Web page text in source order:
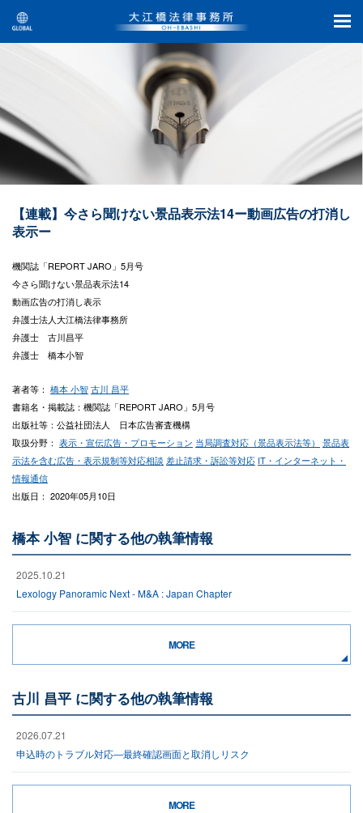
【連載】今さら聞けない景品表示法14ー動画広告の打消し
表示ー
機関誌「REPORT JARO」5月号
今さら聞けない景品表示法14
動画広告の打消し表示
弁護士法人大江橋法律事務所
弁護士 古川昌平
弁護士 橋本小智
著者等： 橋本 小智古川 昌平
書籍名・掲載誌：機関誌「REPORT JARO」5月号
出版社等：公益社団法人 日本広告審査機構
取扱分野： 表示・宣伝広告・プロモーション 当局調査対応（景品表示法等）
景品表
示法を含む広告・表示規制等対応相談差止請求・訴訟等対応 IT・インターネット・
情報通信
出版日： 2020年05月10日
橋本 小智 に関する他の執筆情報
2025.10.21
Lexology Panoramic Next - M&A : Japan Chapter
MORE
古川 昌平 に関する他の執筆情報
2026.07.21
申込時のトラブル対応―最終確認画面と取消しリスク
MORE